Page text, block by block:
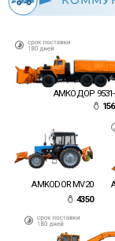
АМКОДОР 9531-
AMKODOR MV20
4350